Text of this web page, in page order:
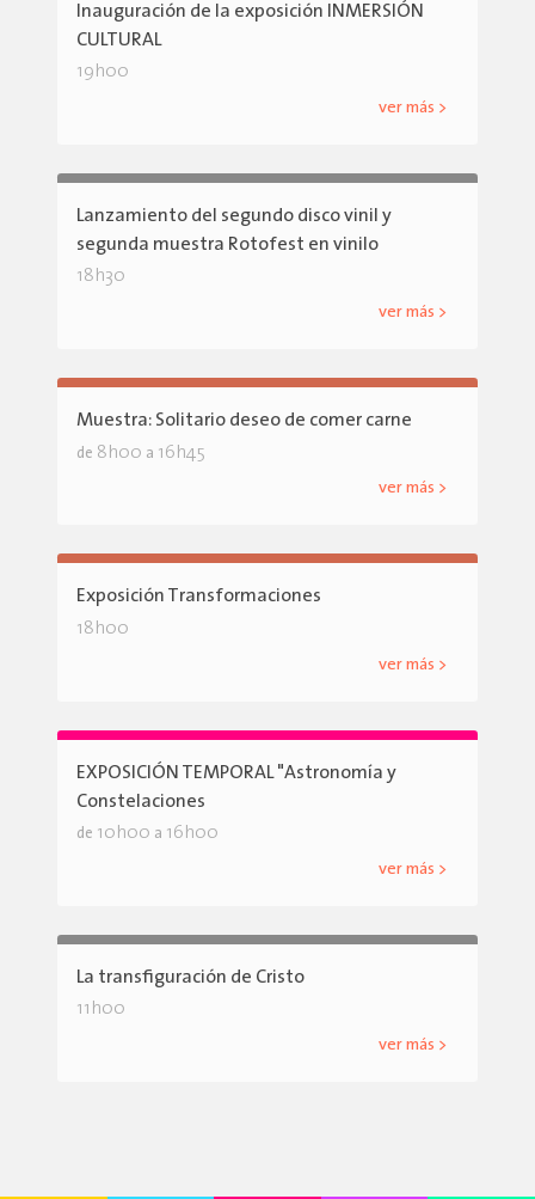
Inauguración de la exposición INMERSIÓN
CULTURAL
19h00
ver más >
Lanzamiento del segundo disco vinil y
segunda muestra Rotofest en vinilo
18h30
ver más >
Muestra: Solitario deseo de comer carne
de 8h00 a 16h45
ver más >
Exposición Transformaciones
18h00
ver más >
EXPOSICIÓN TEMPORAL "Astronomía y
Constelaciones
de 10h00 a 16h00
ver más >
La transfiguración de Cristo
11h00
ver más >